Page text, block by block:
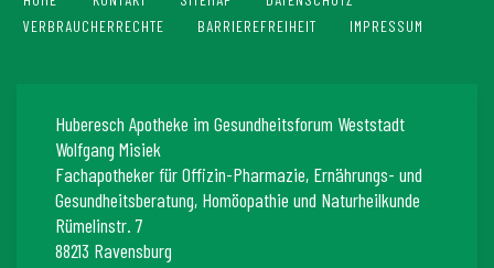
VERBRAUCHERRECHTE
BARRIEREFREIHEIT IMPRESSUM
Huberesch Apotheke im Gesundheitsforum Weststadt
Wolfgang Misiek
Fachapotheker für Offizin-Pharmazie, Ernährungs- und
Gesundheitsberatung, Homöopathie und Naturheilkunde
Rümelinstr. 7
88213 Ravensburg